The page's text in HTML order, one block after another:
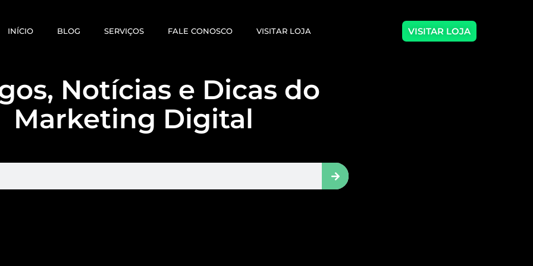
INÍCIO BLOG SERVIÇOS FALE CONOSCO VISITAR LOJA VISITAR LOJA
Notícias e Dicas do
Marketing Digital